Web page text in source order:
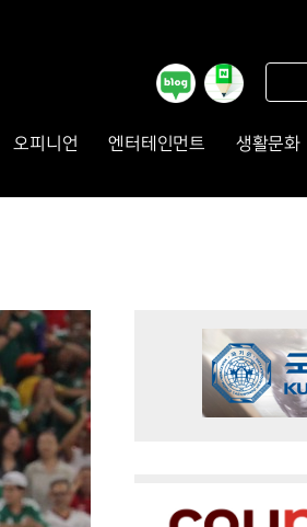
오피니언 엔터테인먼트 생활문화